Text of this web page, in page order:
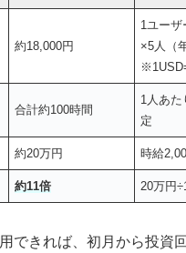
約18,000円
1ユーザ
×5人（
合計約100時間
1人あた
定
約20万円 時給
約11倍 20万円
できれば、初月から投資